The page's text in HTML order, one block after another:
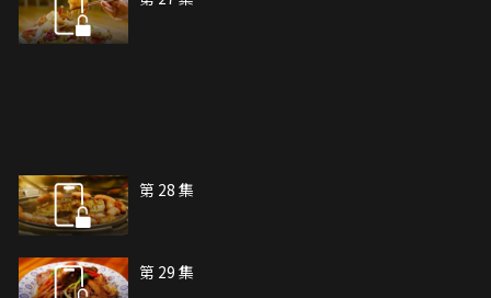
第 28 集
第 29 集